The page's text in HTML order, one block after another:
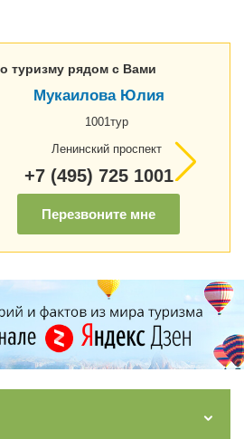
туризму рядом с Вами
Мукаилова Юлия
1001тур
Ленинский проспект
+7 (495) 725 1001
Перезвоните мне